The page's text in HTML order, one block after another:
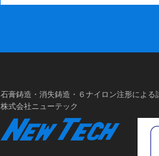
石膏鋳造・消失鋳造・６ナイロン注形による
株式会社ニューテック